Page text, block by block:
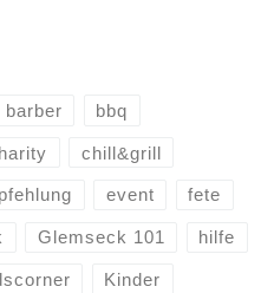
barber bbq
chill&grill
event fete
Glemseck 101 hilfe
Kinder